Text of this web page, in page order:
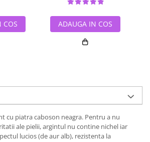
COS ADAUGA IN COS
cu piatra caboson neagra. Pentru a nu
ale pielii, argintul nu contine nichel iar
lucios (de aur alb), rezistenta la